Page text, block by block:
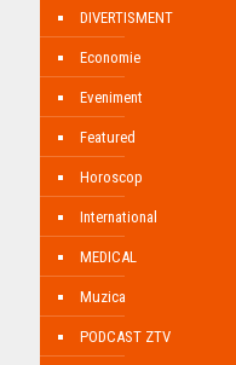
DIVERTISMENT
Economie
Eveniment
Featured
Horoscop
International
MEDICAL
Muzica
PODCAST ZTV